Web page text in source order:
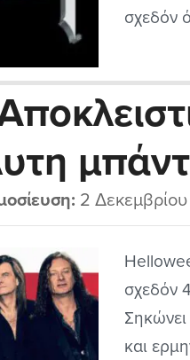
σχεδόν
ξανά
2
σχεδόν
και